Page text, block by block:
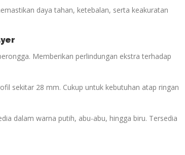
daya tahan, ketebalan, serta keakuratan
Memberikan perlindungan ekstra terhadap
sekitar 28 mm. Cukup untuk kebutuhan atap ringan
dalam warna putih, abu-abu, hingga biru. Tersedia